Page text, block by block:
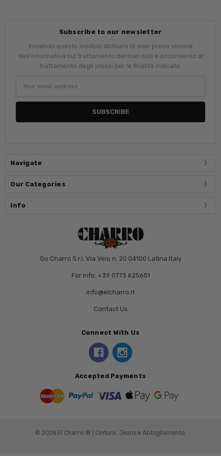
Subscribe to our newsletter
Inviando questo modulo dichiaro di aver preso visione
dell'informativa sul trattamento dei miei dati e acconsento al
trattamento degli stessi per le finalità indicate.
Address
Navigate
Our Categories
Info
Go Charro S.r.l. Via Veio n. 20 04100 Latina Italy
For info: +39 0773 625651
info@elcharro.it
Contact Us
Connect With Us
Accepted Payments
© 2026 El Charro ® | Cinture, Jeans e Abbigliamento.